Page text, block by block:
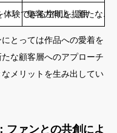
体験できる空間を提供
集客力向上、新たなエ
とっては作品への愛着を
な顧客層へのアプローチ
メリットを生み出してい
ファンとの共創によ